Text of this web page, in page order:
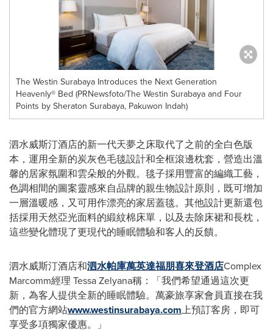
The Westin Surabaya Introduces the Next Generation
Heavenly® Bed (PRNewsfoto/The Westin Surabaya and Four
Points by Sheraton Surabaya, Pakuwon Indah)
泗水威斯汀酒店的新一代天夢之床取代了之前的全白色版
本，運用全新的炭灰色毛毯設計和全框滾邊枕套，營造出溫
馨的居家氛圍和雲朵般的外觀。毯子採用豐富的編織工藝，
色調相間的圖案靈感來自品牌的親生物設計原則，既可增加
一層溫暖感，又可用作漂亮的家居蓋毯。其他設計更新還包
括採用天然亞光面料的緞紋棉床單，以及去除床裙和長枕，
這些變化體現了更現代的睡眠體驗和客人的反饋。
泗水威斯汀酒店和泗水帕庫萬英達福朋喜來登酒店Complex
Marcomm經理 Tessa Zelyana稱：「我們希望通過這次更
新，為客人提供全新的睡眠體驗。萬豪旅享家會員直接在我
們的官方網站www.westinsurabaya.com上預訂客房，即可
享受多項獨家優惠。」